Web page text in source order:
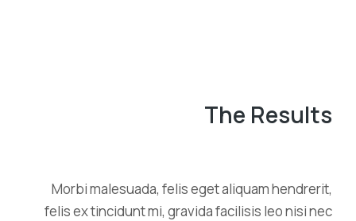
The Results
Morbi malesuada, felis eget aliquam hendrerit,
felis ex tincidunt mi, gravida facilisis leo nisi nec